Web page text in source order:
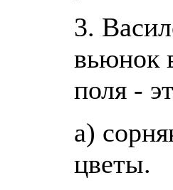
3.
вьюнок
поля -
а)
цветы.